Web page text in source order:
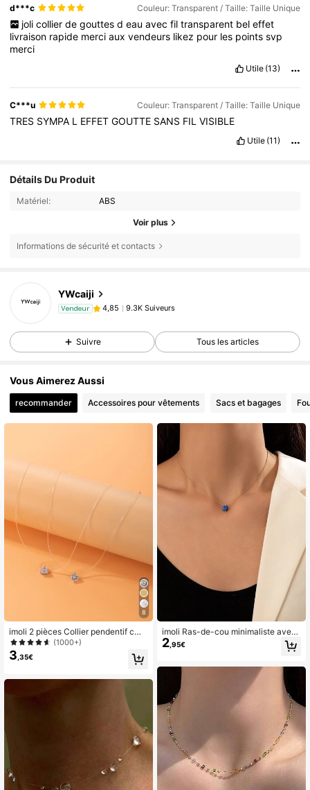
d***c Couleur: Transparent / Taille: Taille Unique
joli collier de gouttes d eau avec fil transparent bel effet
livraison rapide merciauxvendeurs likez pour les pointssvp
merci
Utile (13)
C***u Couleur: Transparent / Taille: Taille Unique
TRES SYMPA L EFFETGOUTTE SANS FILVISIBLE
Utile (11)
Détails Du Produit
Matériel: ABS
Voir plus
Informations de sécurité et contacts
YWcaiji
Vendeur 4,85 9.3K Suiveurs
4,85 9.3K Suiveurs
4,85 9.3K Suiveurs
Suivre Tous les articles
Vous Aimerez Aussi
recommander Accessoires pour vêtements Sacs et bagages
8
imoli 2 pièces Collier pendentif cœu
r strass pour la Saint-Valentin
(1000+)
3 ,35€
imoli Ras-de-cou minimaliste avec
strass
2 ,95€